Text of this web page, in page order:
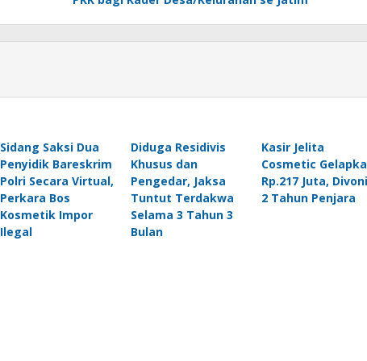
Sidang Saksi Dua
Penyidik Bareskrim
Polri Secara Virtual,
Perkara Bos
Kosmetik Impor
Ilegal
Diduga Residivis
Khusus dan
Pengedar, Jaksa
Tuntut Terdakwa
Selama 3 Tahun 3
Bulan
Kasir Jelita
Cosmetic
Rp.217 Juta,
2 Tahun Penjara